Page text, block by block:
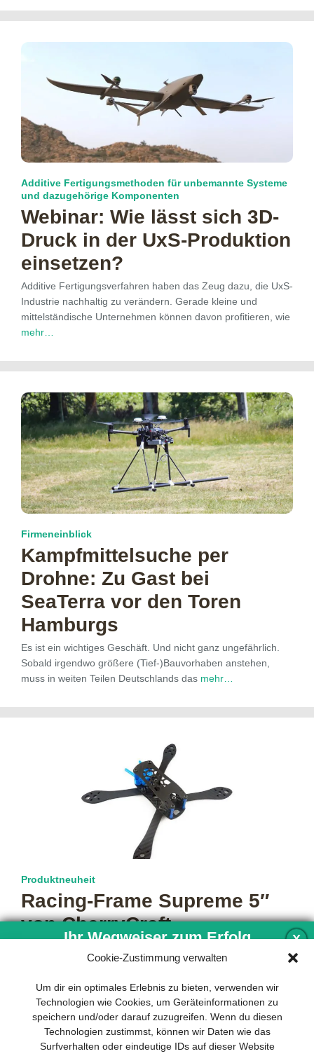
Cookie-Zustimmung verwalten
Um dir ein optimales Erlebnis zu bieten, verwenden wir
Technologien wie Cookies, um Geräteinformationen zu
speichern und/oder darauf zuzugreifen. Wenn du diesen
Technologien zustimmst, können wir Daten wie das
Surfverhalten oder eindeutige IDs auf dieser Website
Additive Fertigungsmethoden für unbemannte Systeme
und dazugehörige Komponenten
Webinar: Wie lässt sich 3D-
Druck in der UxS-Produktion
einsetzen?
Additive Fertigungsverfahren haben das Zeug dazu, die UxS-
Industrie nachhaltig zu verändern. Gerade kleine und
mittelständische Unternehmen können davon profitieren, wie
mehr…
Firmeneinblick
Kampfmittelsuche per
Drohne: Zu Gast bei
SeaTerra vor den Toren
Hamburgs
Es ist ein wichtiges Geschäft. Und nicht ganz ungefährlich.
Sobald irgendwo größere (Tief-)Bauvorhaben anstehen,
muss in weiten Teilen Deutschlands das mehr…
Produktneuheit
Racing-Frame Supreme 5″
von CherryCraft
Frame Supreme 5“ von CherryCraft mit auswechselbaren
entwickelt.mehr…
X
Ihr Wegweiser zum Erfolg
nachhaltigen Geschäftsmodells sind für
jedes Unternehmen unverzichtbar. Das
Business Model Canvas hilft, sich dabei
auf das Wesentliche zu konzentrieren
und stets im Blick zu behalten, worauf es